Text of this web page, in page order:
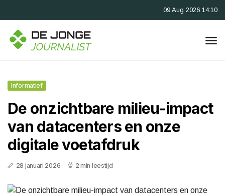
09 Aug 2026 14:10
Informatief
De onzichtbare milieu-impact
van datacenters en onze
digitale voetafdruk
28 januari 2026 2 min leestijd